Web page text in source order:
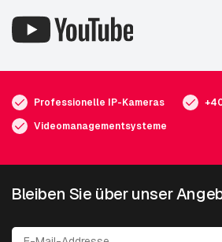
Professionelle IP-Kameras
Videomanagementsysteme
Bleiben Sie über unser